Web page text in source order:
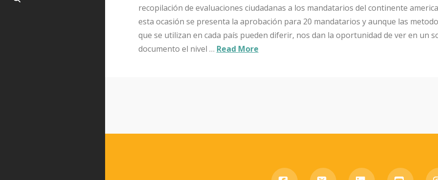
recopilación de evaluaciones ciudadanas a los mandatarios del continente
esta ocasión se presenta la aprobación para 20 mandatarios y aunque las
que se utilizan en cada país pueden diferir, nos dan la oportunidad de ver en un
documento el nivel … Read More